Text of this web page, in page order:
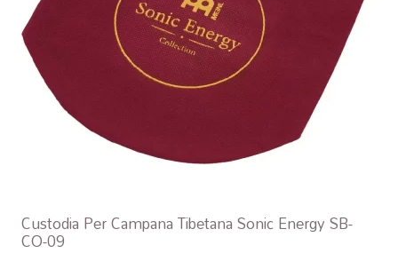
Custodia Per Campana Tibetana Sonic Energy SB-
CO-09